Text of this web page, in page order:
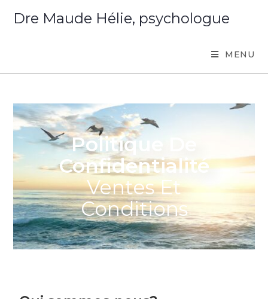
Dre Maude Hélie, psychologue
MENU
Politique De
Confidentialité
Ventes Et
Conditions